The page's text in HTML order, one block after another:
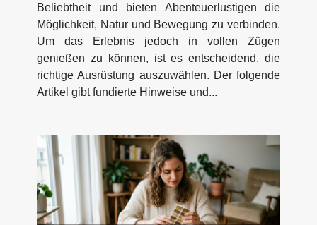
Beliebtheit und bieten Abenteuerlustigen die
Möglichkeit, Natur und Bewegung zu verbinden.
Um das Erlebnis jedoch in vollen Zügen
genießen zu können, ist es entscheidend, die
richtige Ausrüstung auszuwählen. Der folgende
Artikel gibt fundierte Hinweise und...